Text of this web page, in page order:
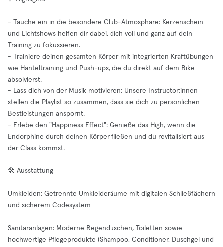
- Tauche ein in die besondere Club-Atmosphäre: Kerzenschein
und Lichtshows helfen dir dabei, dich voll und ganz auf dein
Training zu fokussieren.
- Trainiere deinen gesamten Körper mit integrierten Kraftübungen
wie Hanteltraining und Push-ups, die du direkt auf dem Bike
absolvierst.
- Lass dich von der Musik motivieren: Unsere Instructor:innen
stellen die Playlist so zusammen, dass sie dich zu persönlichen
Bestleistungen anspornt.
- Erlebe den "Happiness Effect": Genieße das High, wenn die
Endorphine durch deinen Körper fließen und du revitalisiert aus
der Class kommst.
🛠️ Ausstattung
Umkleiden: Getrennte Umkleideräume mit digitalen Schließfächern
und sicherem Codesystem
Sanitäranlagen: Moderne Regenduschen, Toiletten sowie
hochwertige Pflegeprodukte (Shampoo, Conditioner, Duschgel und